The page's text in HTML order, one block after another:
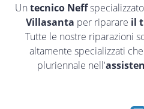
Un tecnico Neff
Villasanta per riparare il
Tutte le nostre riparazioni
altamente specializzati
pluriennale nell'